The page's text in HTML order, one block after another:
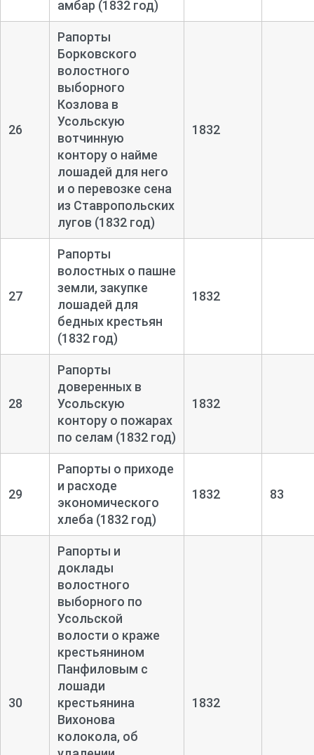
амбар (1832 год)
26
Рапорты
Борковского
волостного
выборного
Козлова в
Усольскую
вотчинную
контору о найме
лошадей для него
и о перевозке сена
из Ставропольских
лугов (1832 год)
1832
27
Рапорты
волостных о пашне
земли, закупке
лошадей для
бедных крестьян
(1832 год)
1832
28
Рапорты
доверенных в
Усольскую
контору о пожарах
по селам (1832 год)
1832
29
Рапорты о приходе
и расходе
экономического
хлеба (1832 год)
1832 83
30
Рапорты и
доклады
волостного
выборного по
Усольской
волости о краже
крестьянином
Панфиловым с
лошади
крестьянина
Вихонова
колокола, об
1832